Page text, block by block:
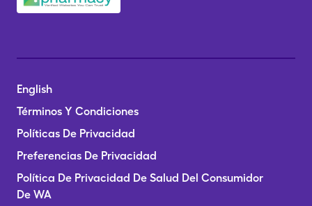
English
Términos Y Condiciones
Políticas De Privacidad
Preferencias De Privacidad
Política De Privacidad De Salud Del Consumidor
De WA